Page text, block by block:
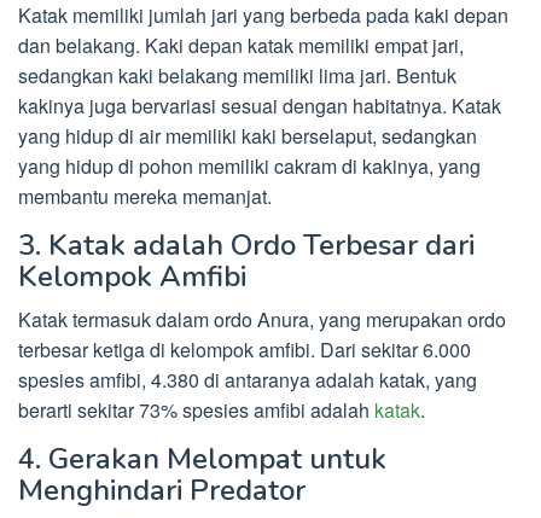
Katak memiliki jumlah jari yang berbeda pada kaki depan
dan belakang. Kaki depan katak memiliki empat jari,
sedangkan kaki belakang memiliki lima jari. Bentuk
kakinya juga bervariasi sesuai dengan habitatnya. Katak
yang hidup di air memiliki kaki berselaput, sedangkan
yang hidup di pohon memiliki cakram di kakinya, yang
membantu mereka memanjat.
3. Katak adalah Ordo Terbesar dari
Kelompok Amfibi
Katak termasuk dalam ordo Anura, yang merupakan ordo
terbesar ketiga di kelompok amfibi. Dari sekitar 6.000
spesies amfibi, 4.380 di antaranya adalah katak, yang
berarti sekitar 73% spesies amfibi adalah katak.
4. Gerakan Melompat untuk
Menghindari Predator